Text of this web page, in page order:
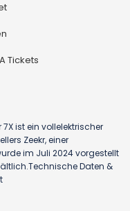
Tickets
ist ein vollelektrischer
Zeekr, einer
im Juli 2024 vorgestellt
Daten &